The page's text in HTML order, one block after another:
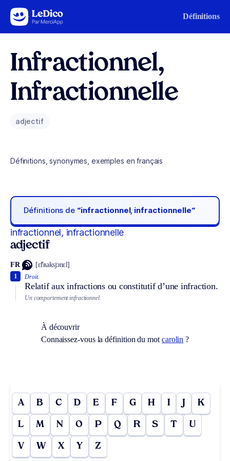
Aller au contenu Définitions
Infractionnel,
Infractionnelle
adjectif
Définitions, synonymes, exemples en français
Définitions de “infractionnel, infractionnelle“
infractionnel, infractionnelle
adjectif
FR [ɛ̃fʀaksjɔnɛl]
Droit.
Relatif aux infractions ou constitutif d’une infraction.
1
Un comportement infractionnel.
À découvrir
Connaissez-vous la définition du mot carolin ?
A B C D E F G H I J K
L M N O P Q R S T U
V W X Y Z